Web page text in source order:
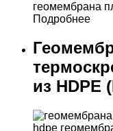
Подробнее
из HDPE